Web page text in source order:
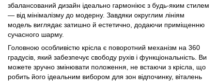
збалансований дизайн ідеально гармоніює з будь-яким стилем
— від мінімалізму до модерну. Завдяки округлим лініям
модель виглядає затишно й естетично, додаючи приміщенню
сучасного шарму.
Головною особливістю крісла є поворотний механізм на 360
градусів, який забезпечує свободу рухів і функціональність. Ви
можете зручно змінювати положення, не встаючи з крісла, що
робить його ідеальним вибором для зон відпочинку, віталень